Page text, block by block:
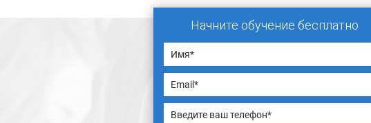
Начните обучение бесплатно